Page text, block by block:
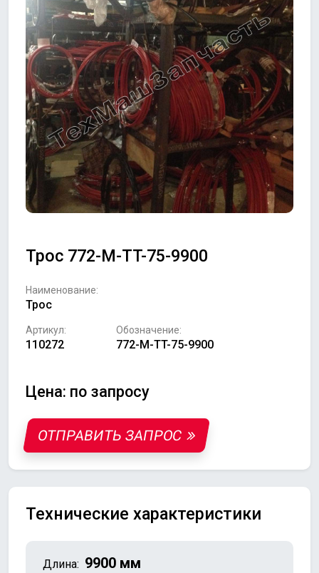
Трос 772-M-TT-75-9900
Наименование:
Трос
Артикул:
110272
Обозначение:
772-M-TT-75-9900
Цена: по запросу
ОТПРАВИТЬ ЗАПРОС
Технические характеристики
Длина: 9900 мм